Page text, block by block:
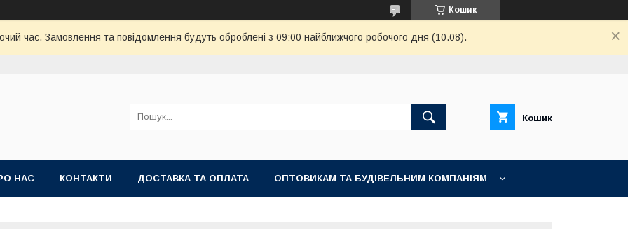
Кошик
час. Замовлення та повідомлення будуть оброблені з 09:00 найближчого робочого дня (10.08).
Кошик
НАС КОНТАКТИ ДОСТАВКА ТА ОПЛАТА ОПТОВИКАМ ТА БУДІВЕЛЬНИМ КОМПАНІЯМ